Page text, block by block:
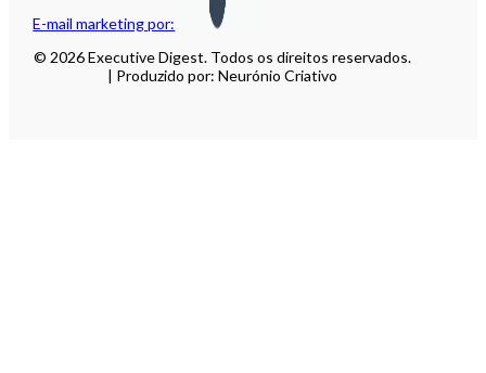
E-mail marketing por:
© 2026 Executive Digest. Todos os direitos reservados.
| Produzido por: Neurónio Criativo